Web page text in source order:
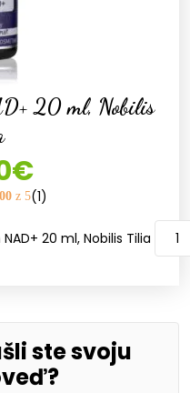
20 ml, Nobilis
€
z 5(1)
20 ml, Nobilis Tilia
ste svoju